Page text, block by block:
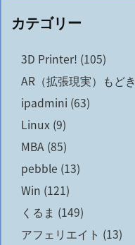
カテゴリー
3D Printer! (105)
AR（拡張現実）もどき
ipadmini (63)
Linux (9)
MBA (85)
pebble (13)
Win (121)
くるま (149)
アフェリエイト (13)